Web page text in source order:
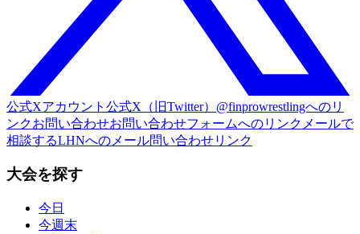
公式Xアカウント 公式X（旧Twitter）@finprowrestlingへのリ
ンクお問い合わせお問い合わせフォームへのリンク メールで
相談するLHNへのメール問い合わせリンク
大会を探す
今日
今週末